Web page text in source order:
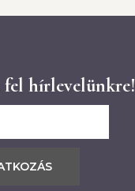
hírlevelünkre!